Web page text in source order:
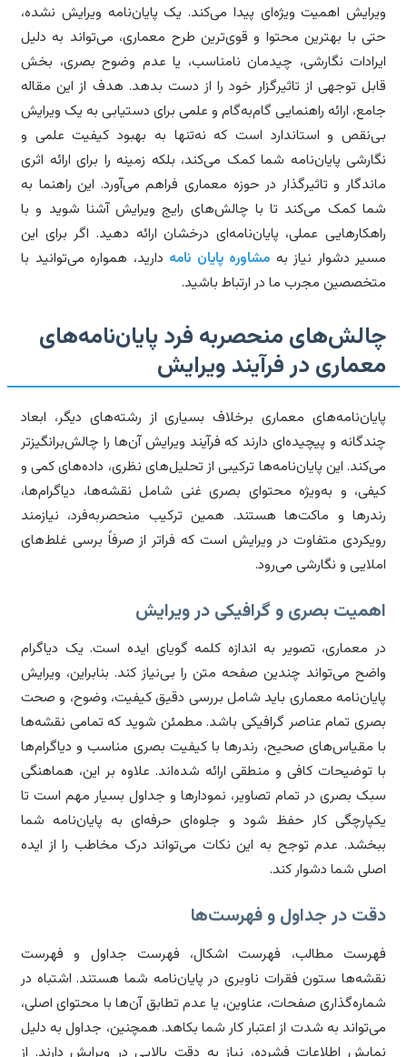
اهمیت ویژه‌ای پیدا می‌کند. یک پایان‌نامه ویرایش نشده،
با بهترین محتوا و قوی‌ترین طرح معماری، می‌تواند به دلیل
نگارشی، چیدمان نامناسب، یا عدم وضوح بصری، بخش
توجهی از تاثیرگزار خود را از دست بدهد. هدف از این مقاله
ارائه راهنمایی گام‌به‌گام و علمی برای دستیابی به یک ویرایش
و استاندارد است که نه‌تنها به بهبود کیفیت علمی و
پایان‌نامه شما کمک می‌کند، بلکه زمینه را برای ارائه اثری
و تاثیرگذار در حوزه معماری فراهم می‌آورد. این راهنما به
کمک می‌کند تا با چالش‌های رایج ویرایش آشنا شوید و با
عملی، پایان‌نامه‌ای درخشان ارائه دهید. اگر برای این
دشوار نیاز بهمشاوره پایان نامه دارید، همواره می‌توانید با
مجرب ما در ارتباط باشید.
منحصربه فرد پایان‌نامه‌های
در فرآیند ویرایش
معماری برخلاف بسیاری از رشته‌های دیگر، ابعاد
و پیچیده‌ای دارند که فرآیند ویرایش آن‌ها را چالش‌برانگیزتر
این پایان‌نامه‌ها ترکیبی از تحلیل‌های نظری، داده‌های کمی و
و به‌ویژه محتوای بصری غنی شامل نقشه‌ها، دیاگرام‌ها،
و ماکت‌ها هستند. همین ترکیب منحصربه‌فرد، نیازمند
متفاوت در ویرایش است که فراتر از صرفاً برسی غلط‌های
و نگارشی می‌رود.
بصری و گرافیکی در ویرایش
معماری، تصویر به اندازه کلمه گویای ایده است. یک دیاگرام
می‌تواند چندین صفحه متن را بی‌نیاز کند. بنابراین، ویرایش
معماری باید شامل بررسی دقیق کیفیت، وضوح، و صحت
تمام عناصر گرافیکی باشد. مطمئن شوید که تمامی نقشه‌ها
مقیاس‌های صحیح، رندرها با کیفیت بصری مناسب و دیاگرام‌ها
توضیحات کافی و منطقی ارائه شده‌اند. علاوه بر این، هماهنگی
بصری در تمام تصاویر، نمودارها و جداول بسیار مهم است تا
کار حفظ شود و جلوه‌ای حرفه‌ای به پایان‌نامه شما
عدم توجح به این نکات می‌تواند درک مخاطب را از ایده
شما دشوار کند.
در جداول و فهرست‌ها
مطالب، فهرست اشکال، فهرست جداول و فهرست
ستون فقرات ناوبری در پایان‌نامه شما هستند. اشتباه در
صفحات، عناوین، یا عدم تطابق آن‌ها با محتوای اصلی،
به شدت از اعتبار کار شما بکاهد. همچنین، جداول به دلیل
اطلاعات فشرده، نیاز به دقت بالایی در ویرایش دارند. از